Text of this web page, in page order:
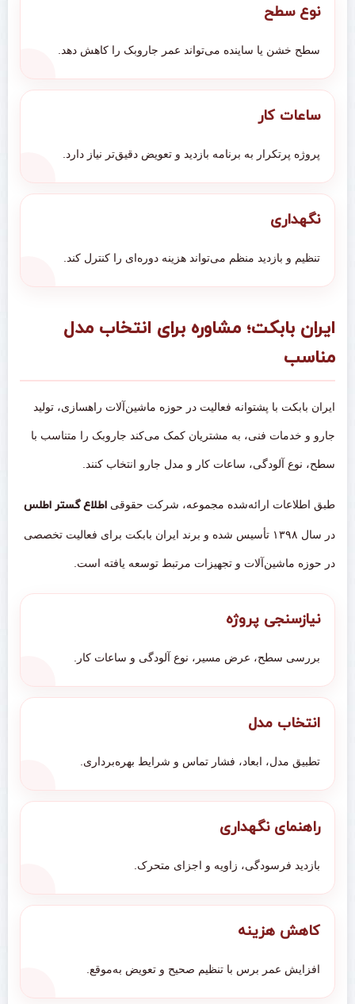
نوع سطح
سطح خشن یا ساینده می‌تواند عمر جاروبک را کاهش دهد.
ساعات کار
پروژه پرتکرار به برنامه بازدید و تعویض دقیق‌تر نیاز دارد.
نگهداری
تنظیم و بازدید منظم می‌تواند هزینه دوره‌ای را کنترل کند.
ایران بابکت؛ مشاوره برای انتخاب مدل
مناسب
ایران بابکت با پشتوانه فعالیت در حوزه ماشین‌آلات راهسازی، تولید
جارو و خدمات فنی، به مشتریان کمک می‌کند جاروبک را متناسب با
سطح، نوع آلودگی، ساعات کار و مدل جارو انتخاب کنند.
طبق اطلاعات ارائه‌شده مجموعه، شرکت حقوقی اطلاع گستر اطلس
در سال ۱۳۹۸ تأسیس شده و برند ایران بابکت برای فعالیت تخصصی
در حوزه ماشین‌آلات و تجهیزات مرتبط توسعه یافته است.
نیازسنجی پروژه
بررسی سطح، عرض مسیر، نوع آلودگی و ساعات کار.
انتخاب مدل
تطبیق مدل، ابعاد، فشار تماس و شرایط بهره‌برداری.
راهنمای نگهداری
بازدید فرسودگی، زاویه و اجزای متحرک.
کاهش هزینه
افزایش عمر برس با تنظیم صحیح و تعویض به‌موقع.